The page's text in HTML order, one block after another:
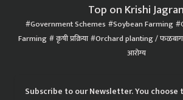
Top on Krishi Jagran
Government Schemes Soybean Farming
Farming कृषी प्रक्रिया Orchard planting /
आरोग्य
Subscribe to our Newsletter. You